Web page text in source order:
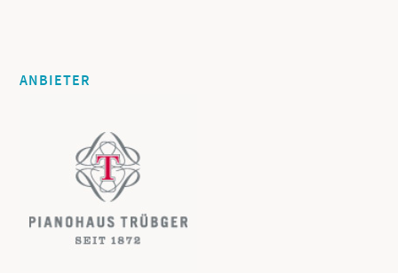
ANBIETER